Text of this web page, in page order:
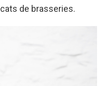
de brasseries.